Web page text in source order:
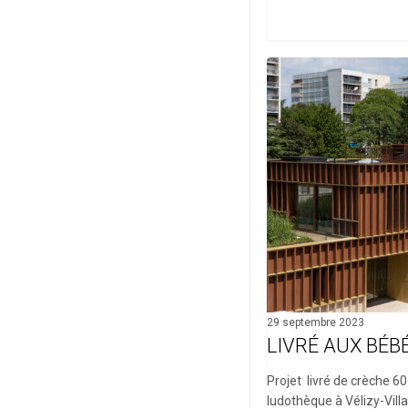
Livré
aux
bébés
29 septembre 2023
LIVRÉ AUX
Projet livré de crèche
ludothèque à Vélizy-